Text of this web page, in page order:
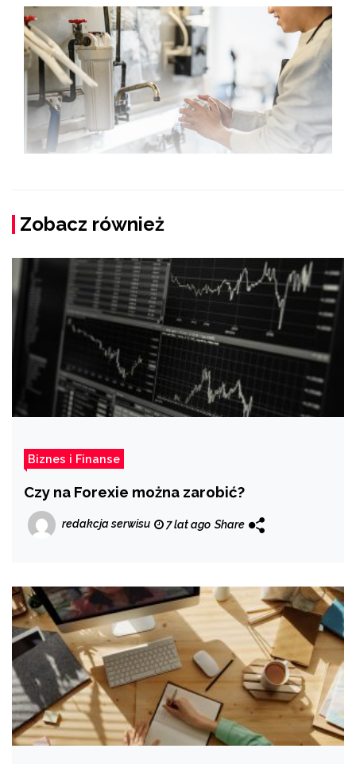
Zobacz również
Biznes i Finanse
Czy na Forexie można zarobić?
redakcja serwisu 7 lat ago Share